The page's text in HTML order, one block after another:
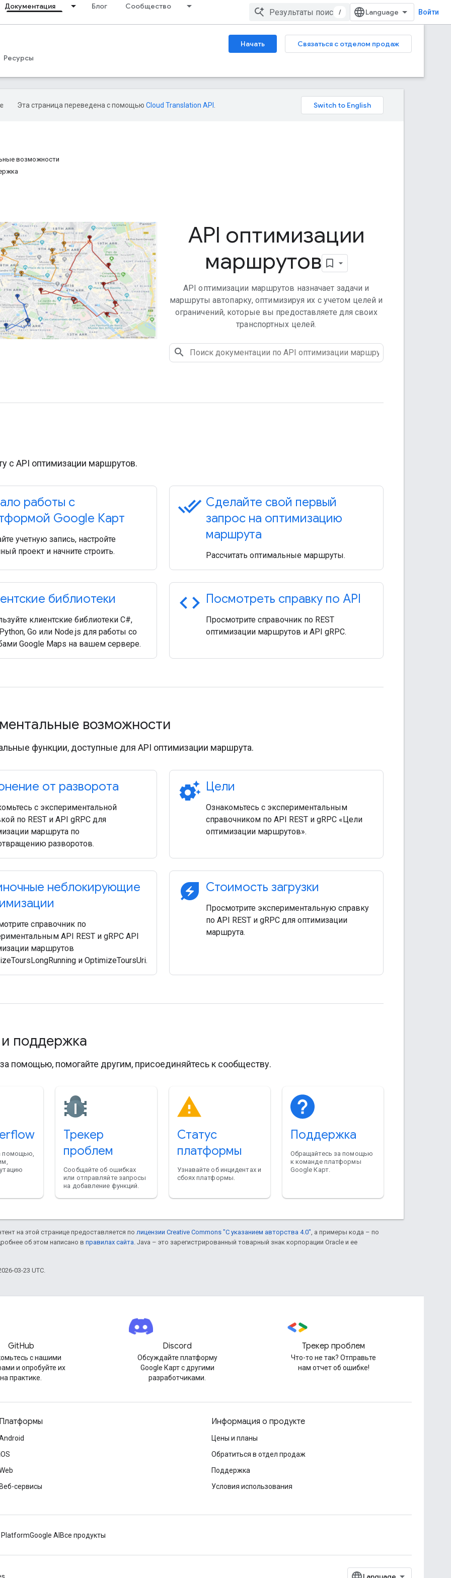
Документация Блог Сообщество
/ Войти
Начать
Связаться с отделом продаж
Ресурсы
Эта страница переведена с помощью Cloud Translation API
возможности
API оптимизации
маршрутов
API оптимизации маршрутов назначает задачи и
маршруты автопарку, оптимизируя их с учетом целей и
ограничений, которые вы предоставляете для своих
транспортных целей.
с API оптимизации маршрутов.
работы с
Google Карт
учетную запись, настройте
проект и начните строить.
done_all Сделайте свой первый
запрос на оптимизацию
маршрута
Рассчитать оптимальные маршруты.
библиотеки
клиентские библиотеки C#,
Go или Node.js для работы со
Google Maps на вашем сервере.
code Посмотреть справку по API
Просмотрите справочник по REST
оптимизации маршрутов и API gRPC.
возможности
функции, доступные для API оптимизации маршрута.
от разворота
с экспериментальной
по REST и API gRPC для
маршрута по
разворотов.
settings_suggest Цели
Ознакомьтесь с экспериментальным
справочником по API REST и gRPC «Цели
оптимизации маршрутов».
неблокирующие
справочник по
API REST и gRPC API
маршрутов
и OptimizeToursUri.
energy_savings_leaf Стоимость загрузки
Просмотрите экспериментальную справку
по API REST и gRPC для оптимизации
маршрута.
и поддержка
за помощью, помогайте другим, присоединяйтесь к сообществу.
помощью,
Трекер
проблем
Сообщайте об ошибках
или отправляйте запросы
на добавление функций.
Статус
платформы
Узнавайте об инцидентах и
сбоях платформы.
Поддержка
Обращайтесь за помощью
к команде платформы
Google Карт.
на этой странице предоставляется по лицензии Creative Commons "С указанием авторства 4.0", а примеры кода – по
об этом написано в правилах сайта. Java – это зарегистрированный товарный знак корпорации Oracle и ее
03-23 UTC.
GitHub
с нашими
и опробуйте их
на практике.
Discord
Обсуждайте платформу
Google Карт с другими
разработчиками.
Трекер проблем
Что-то не так? Отправьте
нам отчет об ошибке!
Платформы
Веб-сервисы
Информация о продукте
Цены и планы
Обратиться в отдел продаж
Поддержка
Условия использования
PlatformGoogle AI Все продукты